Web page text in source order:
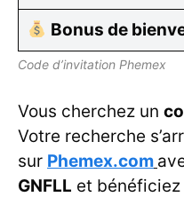
Bonus de
Code d’invitation Phemex
Vous cherchez un
Votre recherche
sur Phemex.com
GNFLL et bénéficiez